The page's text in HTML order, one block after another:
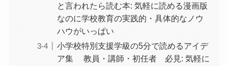
と言われたら読む本: 気軽に読める漫画版
なのに学校教育の実践的・具体的なノウ
ハウがいっぱい
小学校特別支援学級の5分で読めるアイデ
ア集 教員・講師・初任者 必見: 気軽に